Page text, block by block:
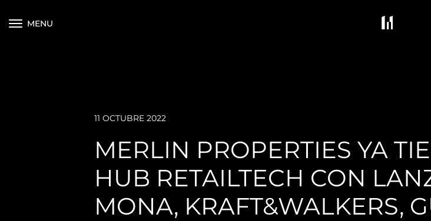
MENU
11 OCTUBRE 2022
MERLIN PROPERTIES YA
HUB RETAILTECH CON
MONA, KRAFT&WALKERS,